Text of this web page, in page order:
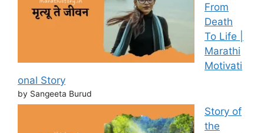
From
Death
To Life |
Marathi
Motivati
onal Story
by Sangeeta Burud
Story of
the